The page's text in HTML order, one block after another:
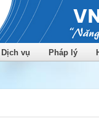
vụ Pháp lý